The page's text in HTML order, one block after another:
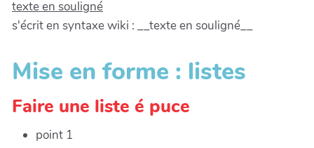
texte en souligné
s'écrit en syntaxe wiki : __texte en souligné__
Mise en forme : listes
Faire une liste é puce
point 1